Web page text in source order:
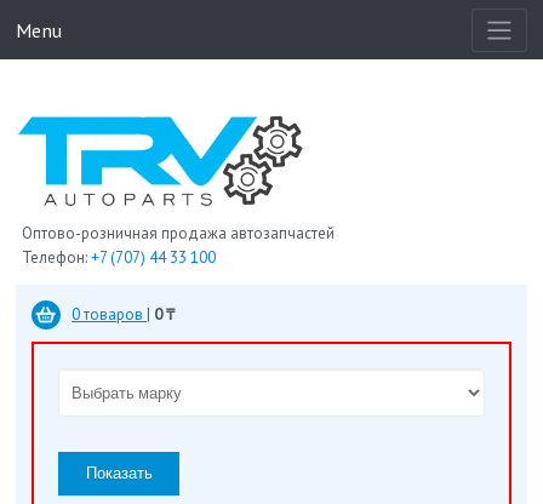
Menu
Оптово-розничная продажа автозапчастей
Телефон:+7 (707) 44 33 100
0 товаров | 0 ₸
Показать